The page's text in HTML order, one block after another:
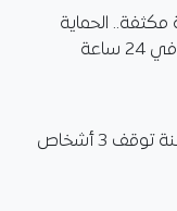
مكثفة.. الحماية
فيديو.. شرطة قسنطينة توقف 3 أشخاص